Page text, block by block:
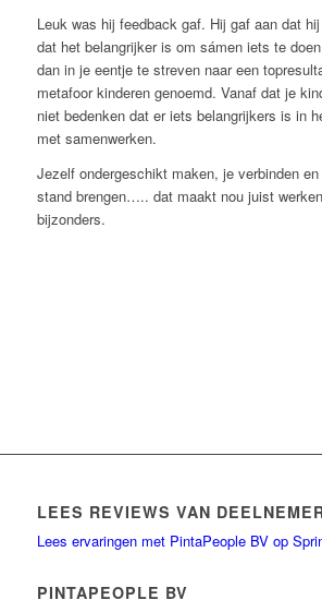
Leuk was hij feedback gaf. Hij gaf aan dat
dat het belangrijker is om sámen iets te
dan in je eentje te streven naar een
metafoor kinderen genoemd. Vanaf dat je
niet bedenken dat er iets belangrijkers is in
met samenwerken.
Jezelf ondergeschikt maken, je verbinden
stand brengen….. dat maakt nou juist
bijzonders.
LEES REVIEWS VAN
Lees ervaringen met PintaPeople BV op
PINTAPEOPLE BV